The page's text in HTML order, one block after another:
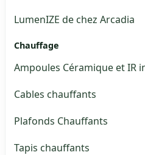
LumenIZE de chez Arcadia
Chauffage
Ampoules Céramique et IR
Cables chauffants
Plafonds Chauffants
Tapis chauffants